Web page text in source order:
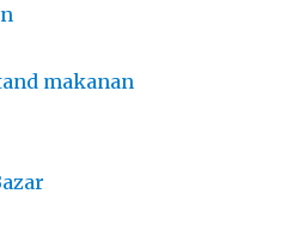
makanan